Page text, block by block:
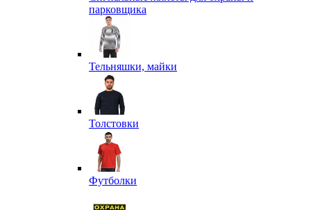
парковщика
Тельняшки, майки
Толстовки
Футболки